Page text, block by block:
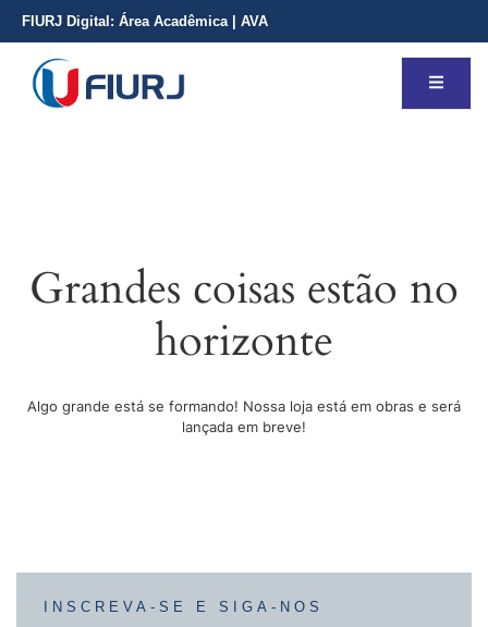
FIURJ Digital: Área Acadêmica AVA
Grandes coisas estão no
horizonte
Algo grande está se formando! Nossa loja está em obras e será
lançada em breve!
INSCREVA-SE E SIGA-NOS